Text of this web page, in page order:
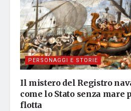
PERSONAGGI E STORIE
Il mistero del Registro
come lo Stato senza mare
flotta